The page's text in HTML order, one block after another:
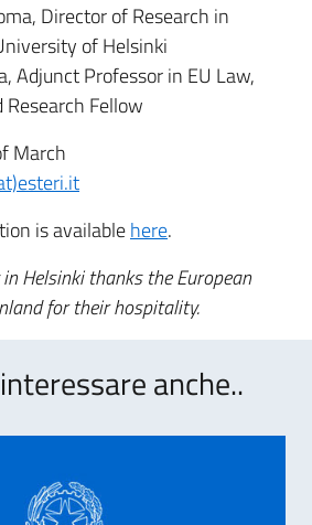
Director of Research in
of Helsinki
Adjunct Professor in EU Law,
Fellow
March
is availablehere.
Helsinki thanks the European
for their hospitality.
anche..